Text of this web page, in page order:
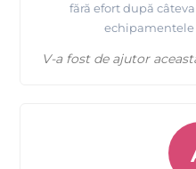
fără efort după
V-a fost de ajutor